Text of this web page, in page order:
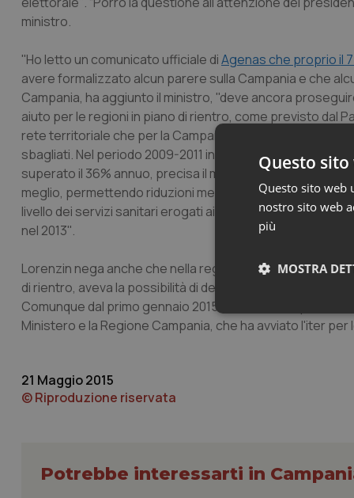
ministro.
''Ho letto un comunicato ufficiale diAgenas che proprio il
avere formalizzato alcun parere sulla Campania e che
Campania, ha aggiunto il ministro, ''deve ancora
aiuto per le regioni in piano di rientro, come previsto dal
rete territoriale che per la Campania è una reale sfida
sbagliati. Nel periodo 2009-2011 in cui Zuccatelli è stato
superato il 36% annuo, precisa il ministro, mentre negli
meglio, permettendo riduzioni medie annue del 50%.
livello dei servizi sanitari erogati ai cittadini campani, nel
nel 2013''.
Lorenzin nega anche che nella regione Campania non
di rientro, aveva la possibilità di derogare al blocco del
Comunque dal primo gennaio 2015 è venuta
Ministero e la Regione Campania, che ha avviato l'iter
21 Maggio 2015
© Riproduzione riservata
Potrebbe interessarti in
Questo
Questo sito web
nostro sito web
più
MOSTRA
e l'accesso alle